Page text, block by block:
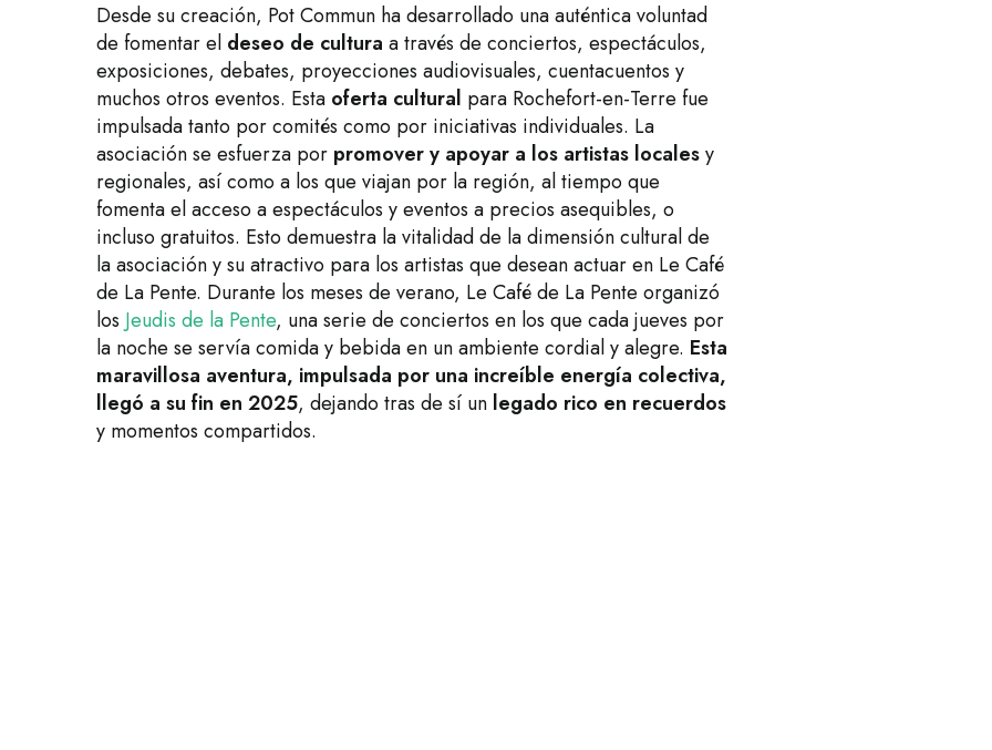
Desde su creación, Pot Commun ha desarrollado una auténtica voluntad
de fomentar el deseo de cultura a través de conciertos, espectáculos,
exposiciones, debates, proyecciones audiovisuales, cuentacuentos y
muchos otros eventos. Esta oferta cultural para Rochefort-en-Terre fue
impulsada tanto por comités como por iniciativas individuales. La
asociación se esfuerza por promover y apoyar a los artistas localesy
regionales, así como a los que viajan por la región, al tiempo que
fomenta el acceso a espectáculos y eventos a precios asequibles, o
incluso gratuitos. Esto demuestra la vitalidad de la dimensión cultural de
la asociación y su atractivo para los artistas que desean actuar en Le Café
de La Pente. Durante los meses de verano, Le Café de La Pente organizó
los Jeudis de la Pente, una serie de conciertos en los que cada jueves por
la noche se servía comida y bebida en un ambiente cordial y alegre. Esta
maravillosa aventura, impulsada por una increíble energía colectiva,
llegó a su fin en 2025, dejando tras de sí un legado rico en recuerdos
y momentos compartidos.